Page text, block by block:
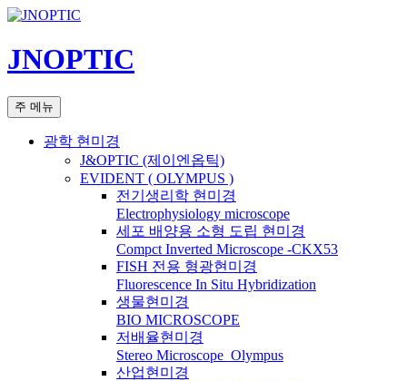
컨
츠
로
너
JNOPTIC
검
색
주 메뉴
광학 현미경
J&OPTIC (제이엔옵틱)
EVIDENT ( OLYMPUS )
전기생리학 현미경
Electrophysiology microscope
세포 배양용 소형 도립 현미경
Compct Inverted Microscope -CKX53
FISH 전용 형광현미경
Fluorescence In Situ Hybridization
생물현미경
BIO MICROSCOPE
저배율현미경
Stereo Microscope_Olympus
산업현미경